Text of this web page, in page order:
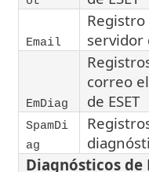
Email
servidor
EmDiag
correo
de ESET
SpamDi
ag
Diagnósticos de